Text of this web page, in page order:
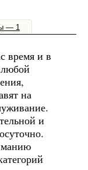
— 1
время и в
на
и